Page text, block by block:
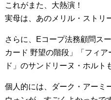
これがまた、大熱演！
実母は、あのメリル・ストリ
さらに、Eコープ法務顧問ス
カード 野望の階段」「フィ
ド」のサンドリーヌ・ホルト
個人的には、ダーク・アーミ